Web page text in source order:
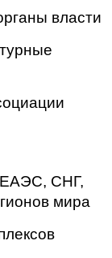
власти
ЕАЭС, СНГ,
мира